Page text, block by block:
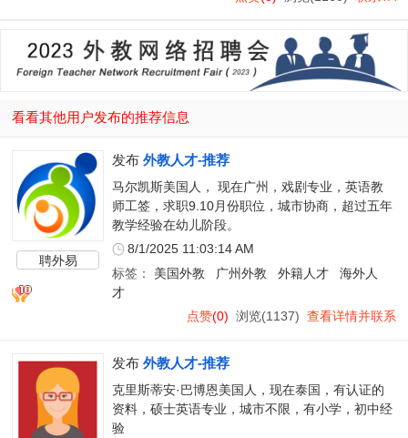
看看其他用户发布的推荐信息
聘外易
发布 外教人才-推荐
马尔凯斯美国人， 现在广州，戏剧专业，英语教
师工签，求职9.10月份职位，城市协商，超过五年
教学经验在幼儿阶段。
8/1/2025 11:03:14 AM
标签： 美国外教 广州外教 外籍人才
海外人
才
点赞(0) 浏览(1137) 查看详情并联系
发布 外教人才-推荐
克里斯蒂安·巴博恩美国人，现在泰国，有认证的
资料，硕士英语专业，城市不限，有小学，初中经
验